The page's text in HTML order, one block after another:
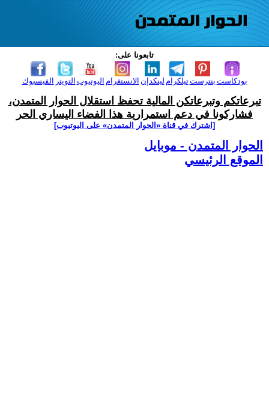
تابعونا على:
الفيسبوك التويتر اليوتيوب الانستغرام لينكدإن تيلكرامبنترست بودكاست
تبرعاتكم وتبرعاتكن المالية تحفظ استقلال الحوار المتمدن،
فشاركونا في دعم استمرارية هذا الفضاء اليساري الحر
[اشترك في قناة ‫«الحوار المتمدن» على اليوتيوب]
الحوار المتمدن - موبايل
الموقع الرئيسي